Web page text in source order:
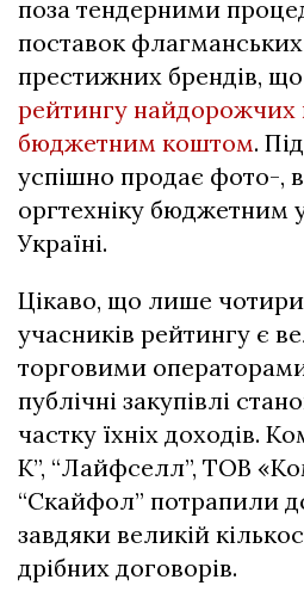
поза тендерними
поставок
престижних брендів,
рейтингу найдорожчих
бюджетним коштом.
успішно продає фото-,
оргтехніку бюджетним
Україні.
Цікаво, що лише чотири
учасників рейтингу є
торговими
публічні закупівлі
частку їхніх доходів.
К”, “Лайфселл”, ТОВ
“Скайфол” потрапили
завдяки великій
дрібних договорів.